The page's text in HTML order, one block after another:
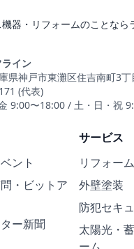
器・リフォームのことなら
イン
県神戸市東灘区住吉南町3
(代表)
9:00〜18:00 / 土・日・祝
ント
・ビットア
ー新聞
サービス
リフォーム
外壁塗装
防犯セキ
太陽光・